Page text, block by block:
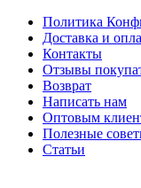
Политика
Доставка и
Контакты
Отзывы
Возврат
Написать нам
Оптовым
Полезные
Статьи